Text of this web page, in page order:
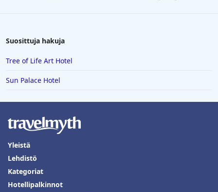
Suosittuja hakuja
Tree of Life Art Hotel
Sun Palace Hotel
Yleistä
Lehdistö
Kategoriat
Hotellipalkinnot